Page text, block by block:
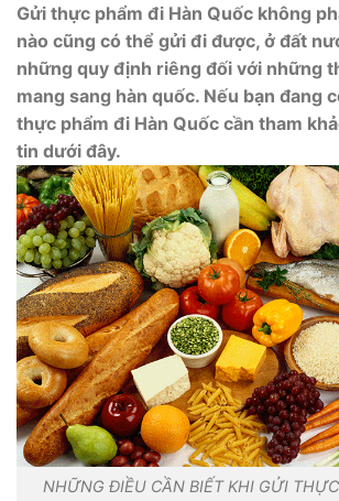
Gửi thực phẩm đi Hàn Quốc không
nào cũng có thể gửi đi được, ở đất
những quy định riêng đối với những
mang sang hàn quốc. Nếu bạn đang
thực phẩm đi Hàn Quốc cần tham
tin dưới đây.
NHỮNG ĐIỀU CẦN BIẾT KHI GỬI